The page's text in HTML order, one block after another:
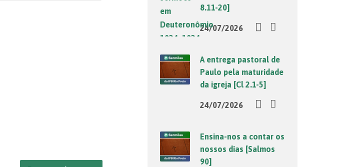
8.11-20]
24/07/2026
A entrega pastoral de
Paulo pela maturidade
da igreja [Cl 2.1-5]
24/07/2026
Ensina-nos a contar os
nossos dias [Salmos
90]